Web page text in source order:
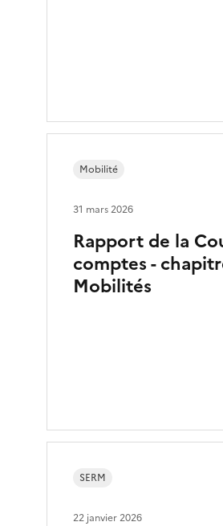
Rapport de la
comptes -
Mobilités
Mobilité
31 mars 2026
SERM
22 janvier 2026